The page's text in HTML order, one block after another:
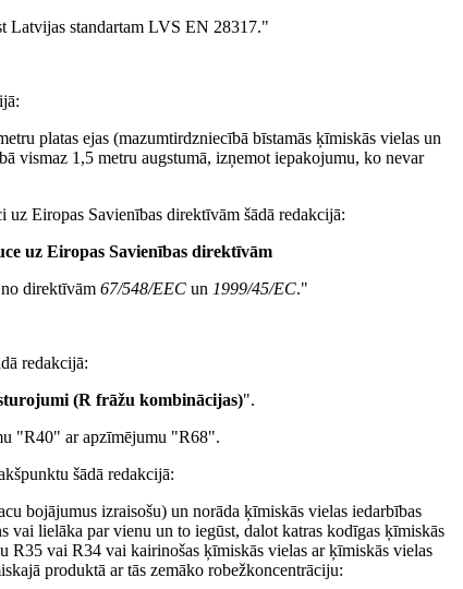
Latvijas standartam LVS EN 28317."
platas ejas (mazumtirdzniecībā bīstamās ķīmiskās vielas un
vismaz 1,5 metru augstumā, izņemot iepakojumu, ko nevar
Eiropas Savienības direktīvām šādā redakcijā:
uz Eiropas Savienības direktīvām
direktīvām 67/548/EEC un 1999/45/EC."
redakcijā:
(R frāžu kombinācijas)".
"R40" ar apzīmējumu "R68".
šādā redakcijā:
bojājumus izraisošu) un norāda ķīmiskās vielas iedarbības
vai lielāka par vienu un to iegūst, dalot katras kodīgas ķīmiskās
R35 vai R34 vai kairinošas ķīmiskās vielas ar ķīmiskās vielas
produktā ar tās zemāko robežkoncentrāciju: